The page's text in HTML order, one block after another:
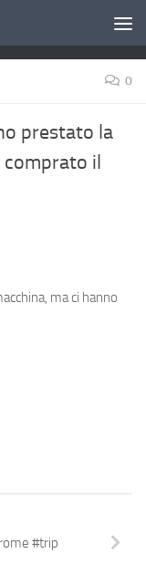
0
prestato la
comprato il
ma ci hanno
#trip